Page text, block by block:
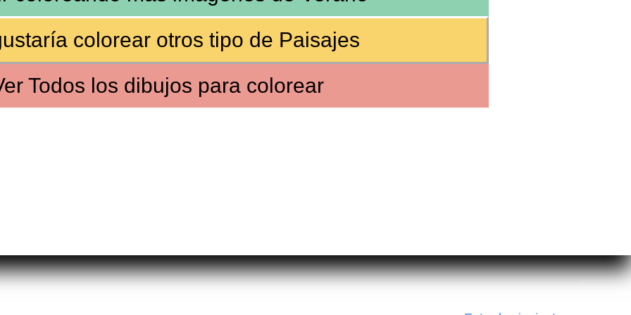
colorear otros tipo de Paisajes
Todos los dibujos para colorear